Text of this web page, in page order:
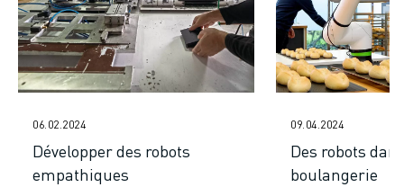
TOURNAGE CNC
PERÇAGE ET TARAUDAGE À GRANDE VITESSE
MOULAGE PAR INJECTION
ENTRETIEN DES MACHINES
PEINTURE
PALETTISATION
SOUDAGE PAR POINTS
06.02.2024
Développer des robots
empathiques
09.04.2024
Des robots
boulangerie